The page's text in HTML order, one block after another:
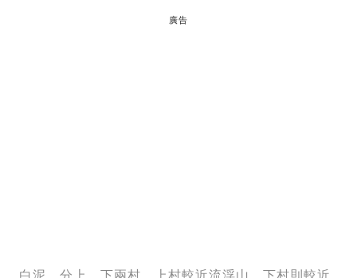
廣告
白泥，分上、下兩村，上村較近流浮山，下村則較近